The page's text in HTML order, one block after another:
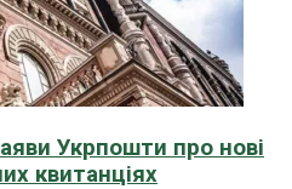
Укрпошти про нові
квитанціях